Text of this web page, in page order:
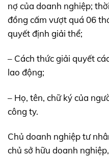
nợ của doanh nghiệp;
đồng cấm vượt quá 06
quyết định giải thể;
– Cách thức giải quyết
lao động;
– Họ, tên, chữ ký của
công ty.
Chủ doanh nghiệp tư
chủ sở hữu doanh